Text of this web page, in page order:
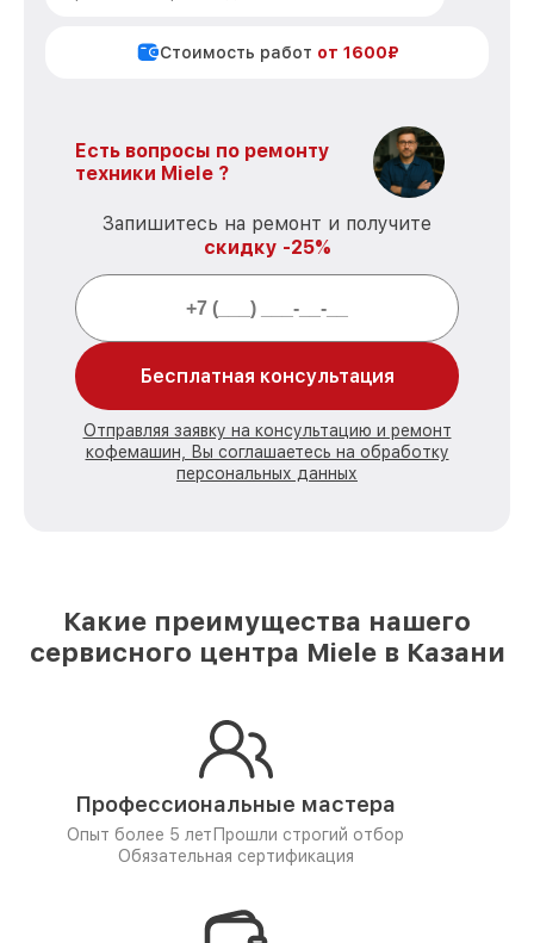
Стоимость работ от 1600₽
Есть вопросы по ремонту
техники Miele ?
Запишитесь на ремонт и получите
скидку -25%
Бесплатная консультация
Отправляя заявку на консультацию и ремонт
кофемашин, Вы соглашаетесь на обработку
персональных данных
Какие преимущества нашего
сервисного центра Miele в Казани
Профессиональные мастера
Опыт более 5 лет Прошли строгий отбор
Обязательная сертификация